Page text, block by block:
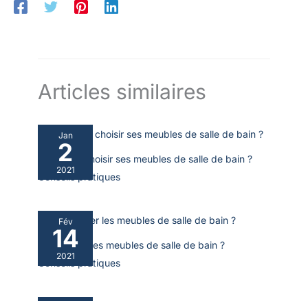
Articles similaires
Jan
2
2021
Comment choisir ses meubles de salle de bain ?
Conseils pratiques
Fév
14
2021
Où acheter les meubles de salle de bain ?
Conseils pratiques